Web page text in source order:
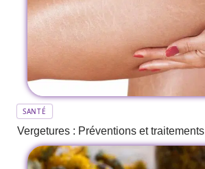
SANTÉ
Vergetures : Préventions et traitements